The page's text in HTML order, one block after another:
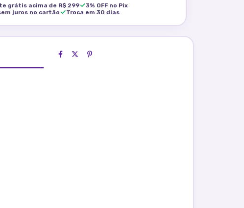
grátis acima de R$ 299
3% OFF no Pix
juros no cartão
Troca em 30 dias